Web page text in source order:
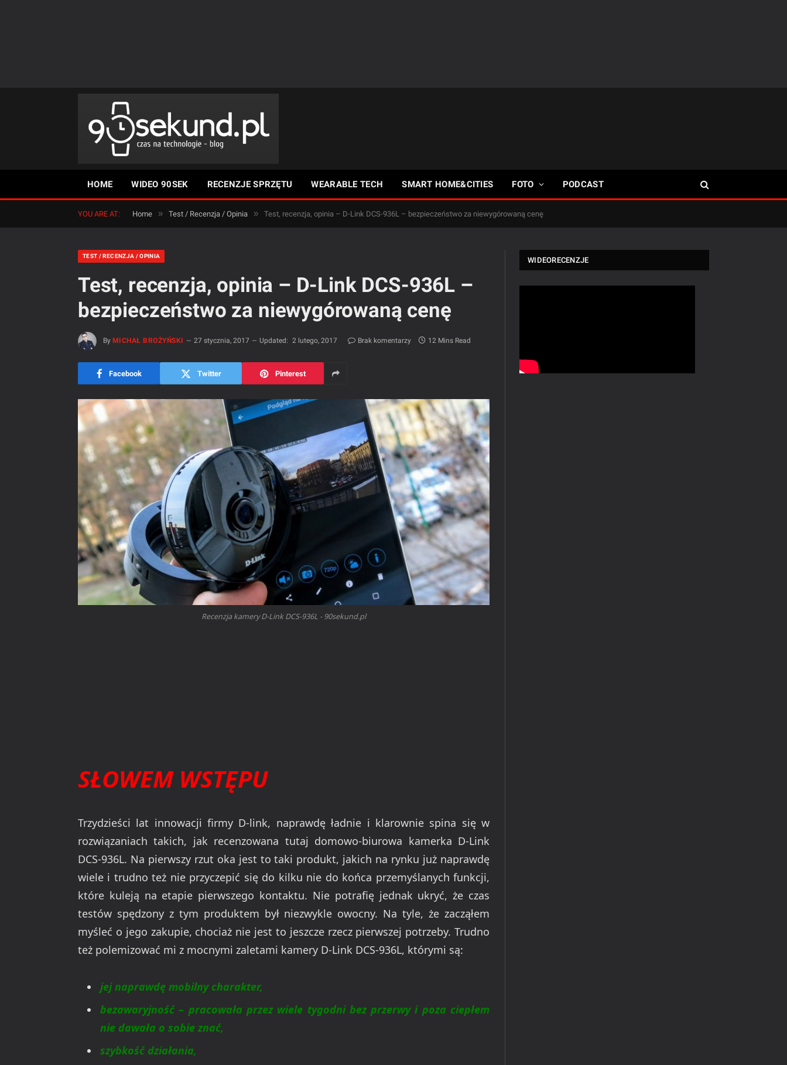
HOME WIDEO 90SEK RECENZJE SPRZĘTU WEARABLE TECH SMART HOME&CITIES FOTO PODCAST
YOU ARE AT: Home » Test / Recenzja / Opinia » Test, recenzja, opinia – D-Link DCS-936L – bezpieczeństwo za niewygórowaną cenę
TEST / RECENZJA / OPINIA
Test, recenzja, opinia – D-Link DCS-936L –
bezpieczeństwo za niewygórowaną cenę
By MICHAŁ BROŻYŃSKI 27 stycznia, 2017 Updated: 2 lutego, 2017 Brak komentarzy 12 Mins Read
Facebook Twitter Pinterest
Recenzja kamery D-Link DCS-936L - 90sekund.pl
SŁOWEM WSTĘPU
Trzydzieści lat innowacji firmy D-link, naprawdę ładnie i klarownie spina się w
rozwiązaniach takich, jak recenzowana tutaj domowo-biurowa kamerka D-Link
DCS-936L. Na pierwszy rzut oka jest to taki produkt, jakich na rynku już naprawdę
wiele i trudno też nie przyczepić się do kilku nie do końca przemyślanych funkcji,
które kuleją na etapie pierwszego kontaktu. Nie potrafię jednak ukryć, że czas
testów spędzony z tym produktem był niezwykle owocny. Na tyle, że zacząłem
myśleć o jego zakupie, chociaż nie jest to jeszcze rzecz pierwszej potrzeby. Trudno
też polemizować mi z mocnymi zaletami kamery D-Link DCS-936L, którymi są:
jej naprawdę mobilny charakter,
bezawaryjność – pracowała przez wiele tygodni bez przerwy i poza ciepłem
nie dawała o sobie znać,
szybkość działania,
WIDEORECENZJE